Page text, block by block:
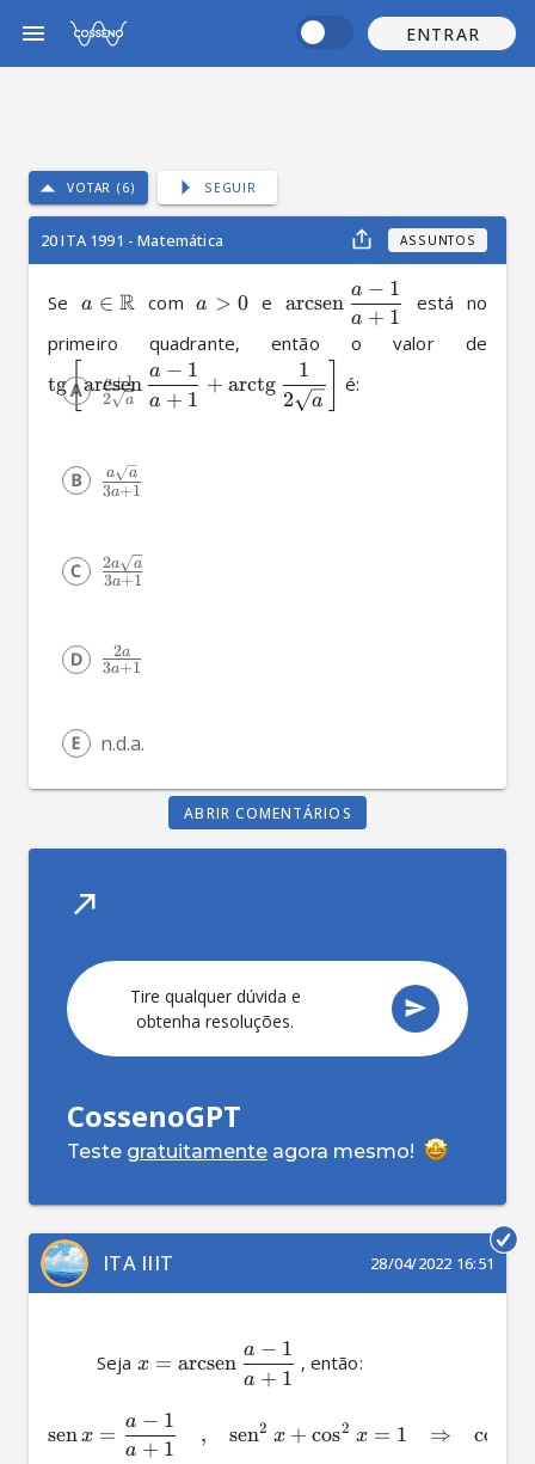
ENTRAR
VOTAR (6) SEGUIR
20 ITA 1991 - Matemática ASSUNTOS
Se a ∈ R com a > 0 e arcsen
a + 1
a − 1
está no
primeiro quadrante, então o valor de
tg[arcsen
a + 1
a − 1
+ arctg
2 a
1
é:
2 a
a+1
3a+1
a a
3a+1
2a a
3a+1
2a
n.d.a.
ABRIR COMENTÁRIOS
Tir
CossenoGPT
Teste gratuitamente agora mesmo!
ITA IIIT 28/04/2022 16:51
          Seja
x = arcsen
a + 1
a − 1
, então:
senx =
a + 1
a − 1
, sen2 x + cos2 x = 1 ⇒ co